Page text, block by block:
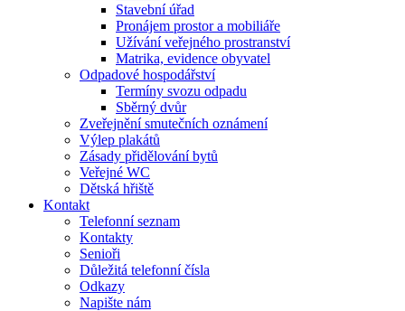
Stavební úřad
Pronájem prostor a mobiliáře
Užívání veřejného prostranství
Matrika, evidence obyvatel
Odpadové hospodářství
Termíny svozu odpadu
Sběrný dvůr
Zveřejnění smutečních oznámení
Výlep plakátů
Zásady přidělování bytů
Veřejné WC
Dětská hřiště
Kontakt
Telefonní seznam
Kontakty
Senioři
Důležitá telefonní čísla
Odkazy
Napište nám